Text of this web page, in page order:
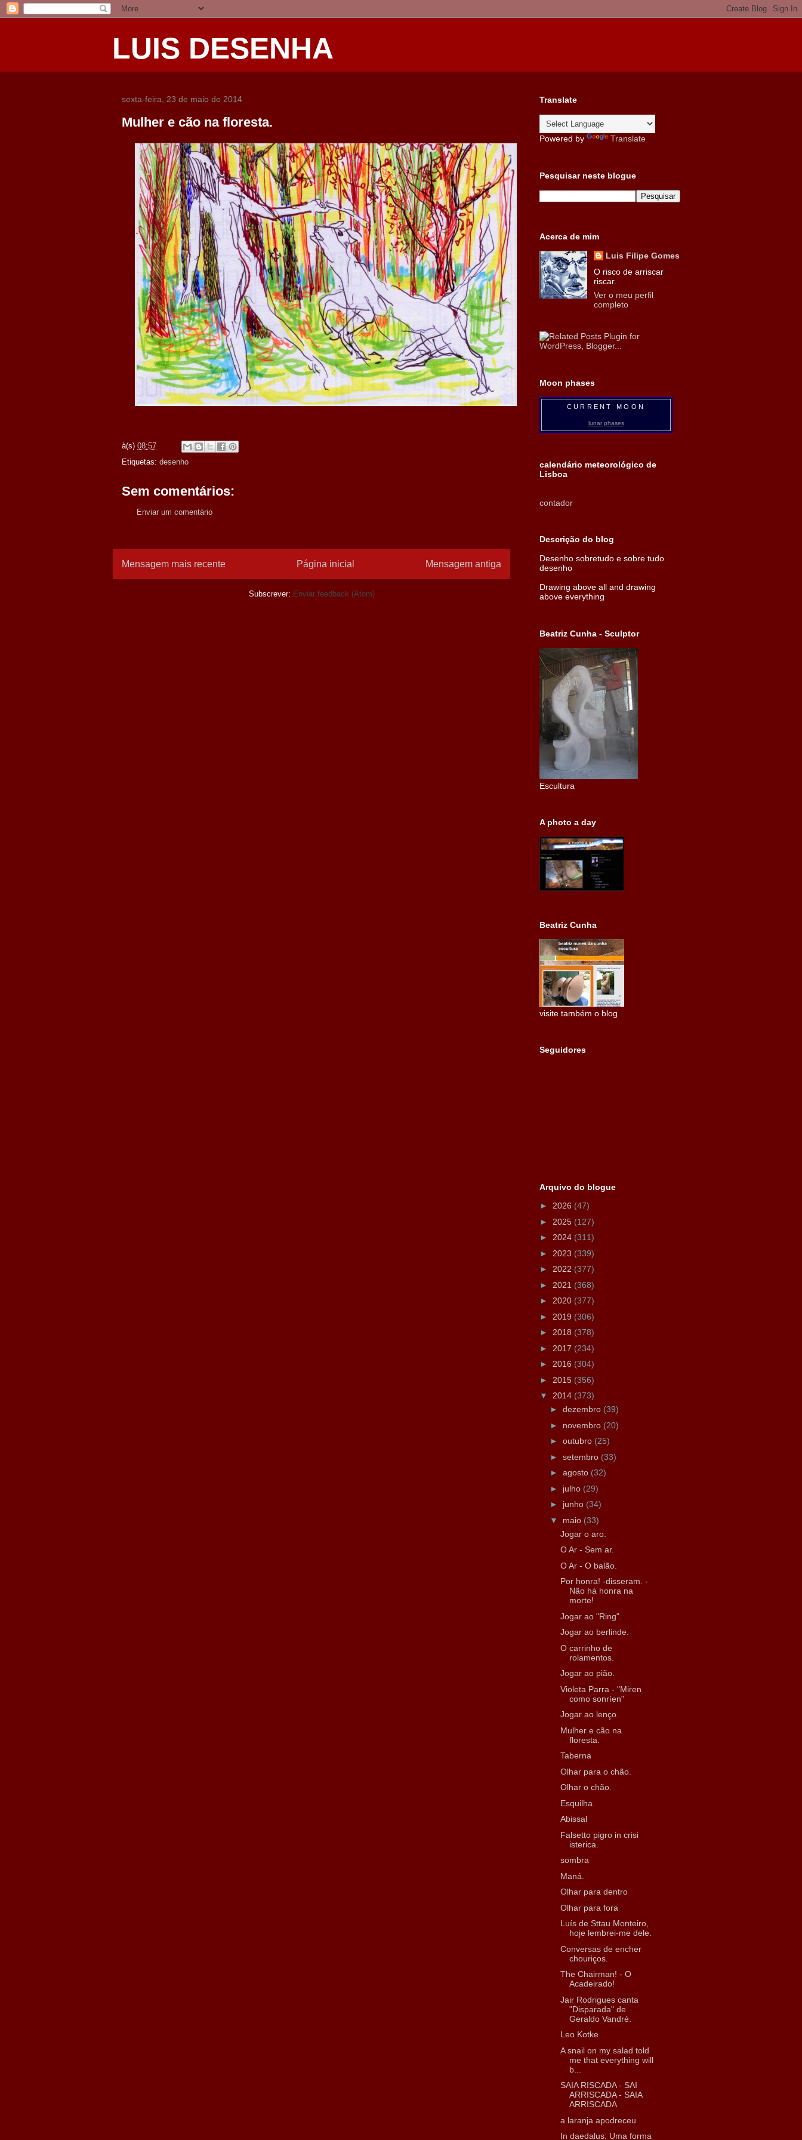
LUIS DESENHA
sexta-feira, 23 de maio de 2014
Mulher e cão na floresta.
à(s) 08:57
Etiquetas: desenho
Sem comentários:
Enviar um comentário
Mensagem mais recente Mensagem antiga
Página inicial
Subscrever: Enviar feedback (Atom)
Translate
Powered by Translate
Pesquisar neste blogue
Acerca de mim
Luis Filipe Gomes
O risco de arriscar
riscar.
Ver o meu perfil
completo
Moon phases
CURRENT MOON
lunar phases
calendário meteorológico de
Lisboa
contador
Descrição do blog
Desenho sobretudo e sobre tudo
desenho
Drawing above all and drawing
above everything
Beatriz Cunha - Sculptor
Escultura
A photo a day
Beatriz Cunha
visite também o blog
Seguidores
Arquivo do blogue
► 2026 (47)
► 2025 (127)
► 2024 (311)
► 2023 (339)
► 2022 (377)
► 2021 (368)
► 2020 (377)
► 2019 (306)
► 2018 (378)
► 2017 (234)
► 2016 (304)
► 2015 (356)
▼ 2014 (373)
► dezembro (39)
► novembro (20)
► outubro (25)
► setembro (33)
► agosto (32)
► julho (29)
► junho (34)
▼ maio (33)
Jogar o aro.
O Ar - Sem ar.
O Ar - O balão.
Por honra! -disseram. -
Não há honra na
morte!
Jogar ao "Ring".
Jogar ao berlinde.
O carrinho de
rolamentos.
Jogar ao pião.
Violeta Parra - "Miren
como sonríen"
Jogar ao lenço.
Mulher e cão na
floresta.
Taberna
Olhar para o chão.
Olhar o chão.
Esquilha.
Abissal
Falsetto pigro in crisi
isterica.
sombra
Maná.
Olhar para dentro
Olhar para fora
Luís de Sttau Monteiro,
hoje lembrei-me dele.
Conversas de encher
chouriços.
The Chairman! - O
Acadeirado!
Jair Rodrigues canta
"Disparada" de
Geraldo Vandré.
Leo Kotke
A snail on my salad told
me that everything will
b...
SAIA RISCADA - SAI
ARRISCADA - SAIA
ARRISCADA
a laranja apodreceu
In daedalus: Uma forma